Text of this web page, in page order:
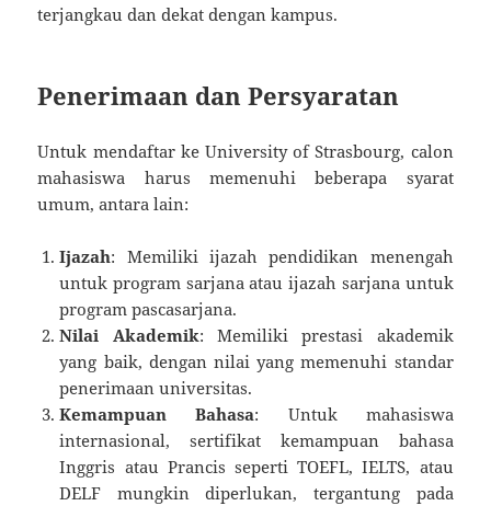
terjangkau dan dekat dengan kampus.
Penerimaan dan Persyaratan
Untuk mendaftar ke University of Strasbourg, calon
mahasiswa harus memenuhi beberapa syarat
umum, antara lain:
Ijazah: Memiliki ijazah pendidikan menengah
untuk program sarjana atau ijazah sarjana untuk
program pascasarjana.
Nilai Akademik: Memiliki prestasi akademik
yang baik, dengan nilai yang memenuhi standar
penerimaan universitas.
Kemampuan Bahasa: Untuk mahasiswa
internasional, sertifikat kemampuan bahasa
Inggris atau Prancis seperti TOEFL, IELTS, atau
DELF mungkin diperlukan, tergantung pada